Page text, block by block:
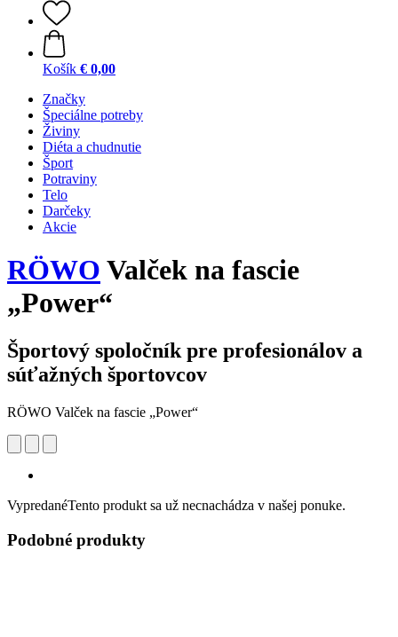
Košík € 0,00
Značky
Špeciálne potreby
Živiny
Diéta a chudnutie
Šport
Potraviny
Telo
Darčeky
Akcie
RÖWO Valček na fascie
„Power“
Športový spoločník pre profesionálov a
súťažných športovcov
RÖWO Valček na fascie „Power“
VypredanéTento produkt sa už necnachádza v našej ponuke.
Podobné produkty